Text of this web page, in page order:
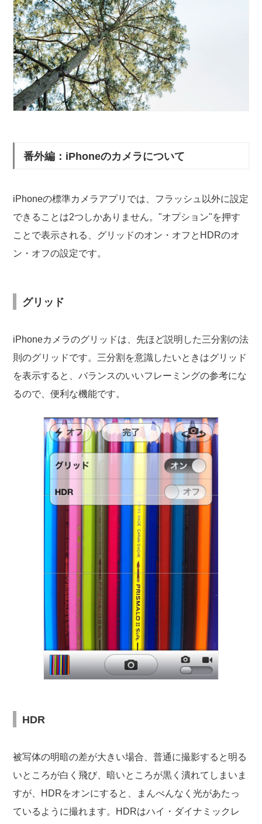
番外編：iPhoneのカメラについて
iPhoneの標準カメラアプリでは、フラッシュ以外に設定
できることは2つしかありません。"オプション"を押す
ことで表示される、グリッドのオン・オフとHDRのオ
ン・オフの設定です。
グリッド
iPhoneカメラのグリッドは、先ほど説明した三分割の法
則のグリッドです。三分割を意識したいときはグリッド
を表示すると、バランスのいいフレーミングの参考にな
るので、便利な機能です。
HDR
被写体の明暗の差が大きい場合、普通に撮影すると明る
いところが白く飛び、暗いところが黒く潰れてしまいま
すが、HDRをオンにすると、まんべんなく光があたっ
ているように撮れます。HDRはハイ・ダイナミックレ